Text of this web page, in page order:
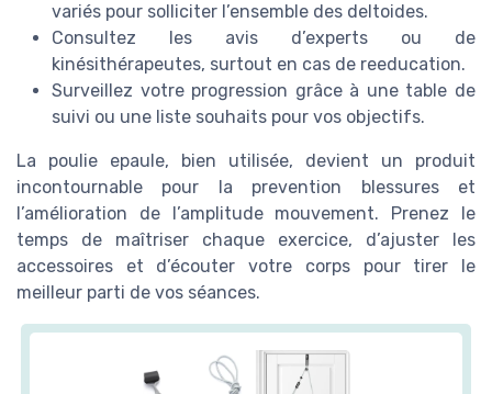
variés pour solliciter l’ensemble des deltoides.
Consultez les avis d’experts ou de
kinésithérapeutes, surtout en cas de reeducation.
Surveillez votre progression grâce à une table de
suivi ou une liste souhaits pour vos objectifs.
La poulie epaule, bien utilisée, devient un produit
incontournable pour la prevention blessures et
l’amélioration de l’amplitude mouvement. Prenez le
temps de maîtriser chaque exercice, d’ajuster les
accessoires et d’écouter votre corps pour tirer le
meilleur parti de vos séances.